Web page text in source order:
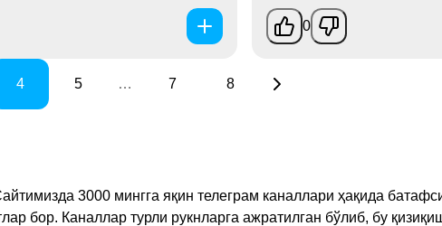
0
4 5 … 7 8
3000 мингга яқин телеграм каналлари ҳақида
бор. Каналлар турли рукнларга ажратилган бўлиб, бу